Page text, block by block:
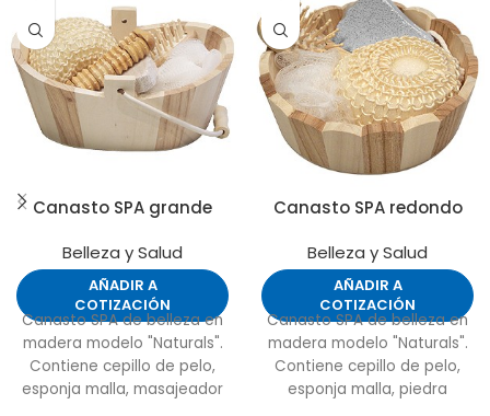
Canasto SPA grande
Belleza y Salud
AÑADIR A
COTIZACIÓN
Canasto SPA de belleza en
madera modelo "Naturals".
Contiene cepillo de pelo,
esponja malla, masajeador
Canasto SPA redondo
Belleza y Salud
AÑADIR A
COTIZACIÓN
Canasto SPA de belleza en
madera modelo "Naturals".
Contiene cepillo de pelo,
esponja malla, piedra